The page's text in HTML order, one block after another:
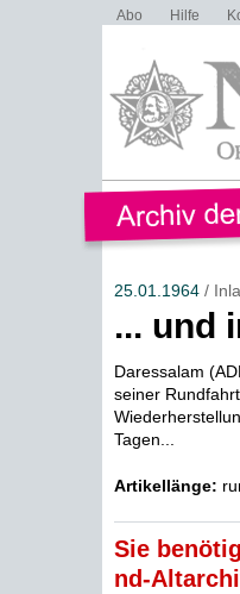
Abo Hilfe
25.01.1964/
... und
Daressalam
seiner
Tagen...
Artikellänge:
Sie
nd-